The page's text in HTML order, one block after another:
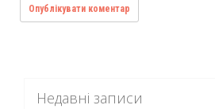
Недавні записи